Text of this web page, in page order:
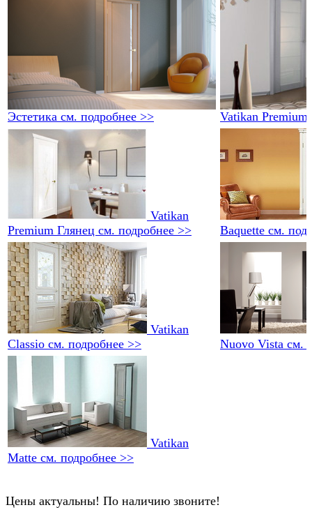
Эстетика см. подробнее >> Vatikan Premium
Vatikan
Premium Глянец см. подробнее >> Baquette см.
Vatikan
Classio см. подробнее >> Nuovo Vista см.
Vatikan
Matte см. подробнее >>
Цены актуальны! По наличию звоните!